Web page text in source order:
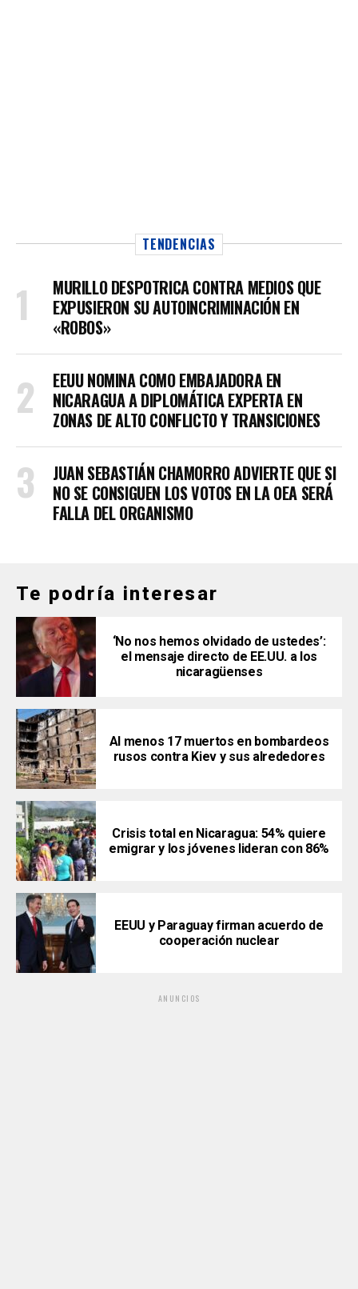
TENDENCIAS
MURILLO DESPOTRICA CONTRA MEDIOS QUE
EXPUSIERON SU AUTOINCRIMINACIÓN EN
«ROBOS»
EEUU NOMINA COMO EMBAJADORA EN
NICARAGUA A DIPLOMÁTICA EXPERTA EN
ZONAS DE ALTO CONFLICTO Y TRANSICIONES
JUAN SEBASTIÁN CHAMORRO ADVIERTE QUE SI
NO SE CONSIGUEN LOS VOTOS EN LA OEA SERÁ
FALLA DEL ORGANISMO
Te podría interesar
‘No nos hemos olvidado de ustedes’:
el mensaje directo de EE.UU. a los
nicaragüenses
Al menos 17 muertos en bombardeos
rusos contra Kiev y sus alrededores
Crisis total en Nicaragua: 54% quiere
emigrar y los jóvenes lideran con 86%
EEUU y Paraguay firman acuerdo de
cooperación nuclear
ANUNCIOS